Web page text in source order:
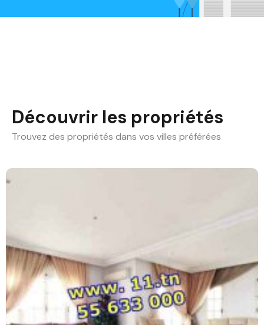
Découvrir les propriétés
Trouvez des propriétés dans vos villes préférées